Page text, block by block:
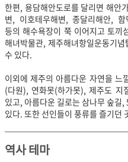
한편, 용담해안도로를 달리면 해안
변, 이호테우해변, 종달리해안, 함
등의 해수욕장이 쭉 이어지고 토끼
해녀박물관, 제주해녀항일운동기
수 있다.
이외에 제주의 아름다운 자연을 느
(다원), 연화못(하가못), 제주도 지
있고, 아름다운 길로는 삼나무 숲길
있다. 또한 선인들이 풍류를 즐기던
역사 테마